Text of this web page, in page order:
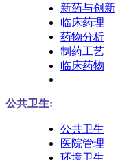
新药与创新
临床药理
药物分析
制药工艺
临床药物
公共卫生:
公共卫生
医院管理
环境卫生